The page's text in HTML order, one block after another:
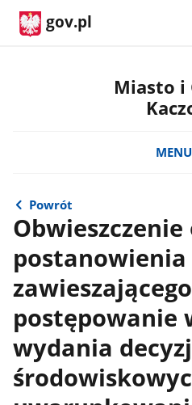
gov.pl
Miasto i
MENU
Powrót
postanowienia
zawieszającego
postępowanie
wydania